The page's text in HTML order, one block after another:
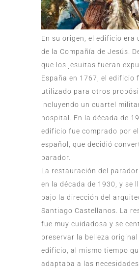
En su origen, el edificio era
de la Compañía de Jesús.
que los jesuitas fueran
España en 1767, el edificio
utilizado para otros
incluyendo un cuartel
hospital. En la década de
edificio fue comprado por
español, que decidió
parador.
La restauración del
en la década de 1930, y se
bajo la dirección del
Santiago Castellanos. La
fue muy cuidadosa y se
preservar la belleza original
edificio, al mismo tiempo
adaptaba a las